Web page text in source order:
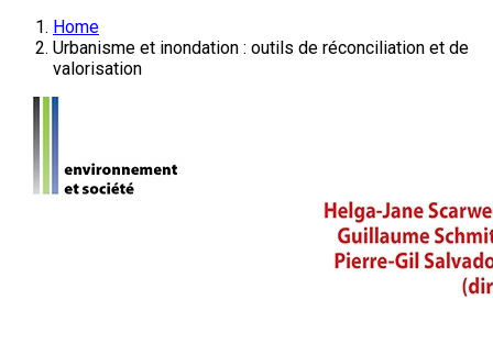
Home
Urbanisme et inondation : outils de réconciliation et de
valorisation